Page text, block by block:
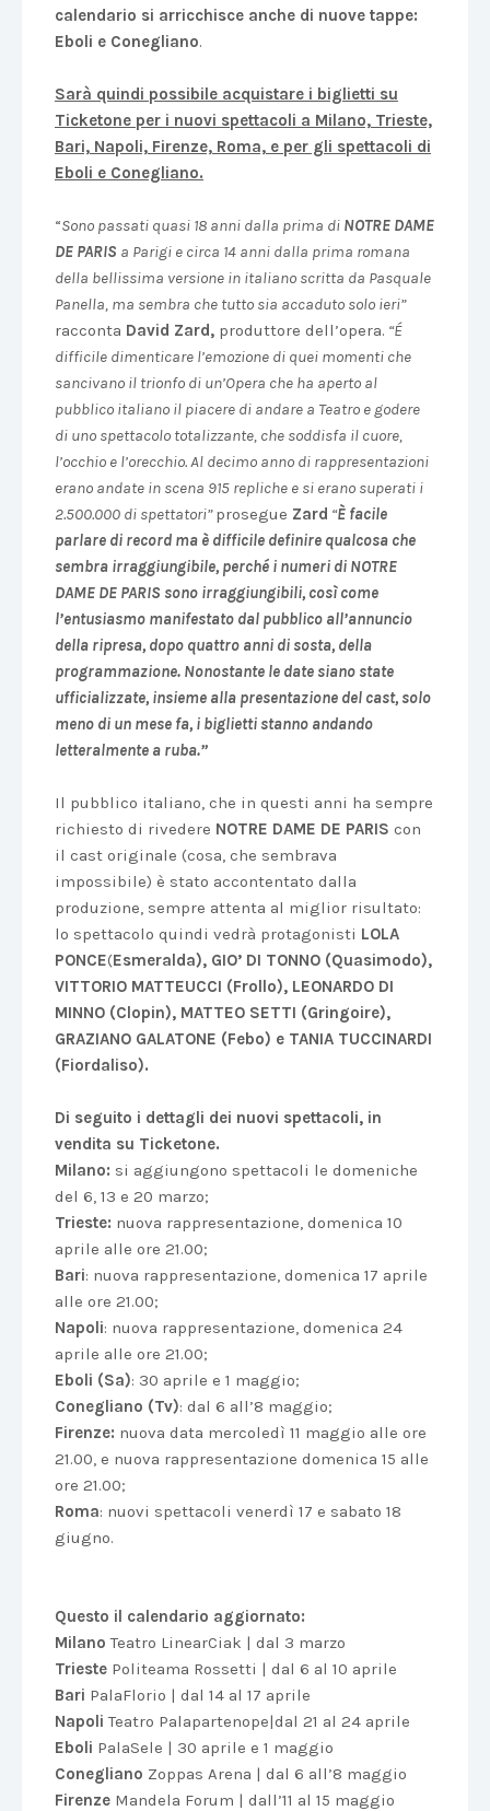
calendario si arricchisce anche di nuove tappe:
Eboli e Conegliano.
Sarà quindi possibile acquistare i biglietti su
Ticketone per i nuovi spettacoli a Milano, Trieste,
Bari, Napoli, Firenze, Roma, e per gli spettacoli di
Eboli e Conegliano.
“Sono passati quasi 18 anni dalla prima di NOTRE DAME
DE PARIS a Parigi e circa 14 anni dalla prima romana
della bellissima versione in italiano scritta da Pasquale
Panella, ma sembra che tutto sia accaduto solo ieri”
racconta David Zard, produttore dell’opera. “É
difficile dimenticare l’emozione di quei momenti che
sancivano il trionfo di un’Opera che ha aperto al
pubblico italiano il piacere di andare a Teatro e godere
di uno spettacolo totalizzante, che soddisfa il cuore,
l’occhio e l’orecchio. Al decimo anno di rappresentazioni
erano andate in scena 915 repliche e si erano superati i
2.500.000 di spettatori”prosegue Zard “È facile
parlare di record ma è difficile definire qualcosa che
sembra irraggiungibile, perché i numeri di NOTRE
DAME DE PARIS sono irraggiungibili, così come
l’entusiasmo manifestato dal pubblico all’annuncio
della ripresa, dopo quattro anni di sosta, della
programmazione. Nonostante le date siano state
ufficializzate, insieme alla presentazione del cast, solo
meno di un mese fa, i biglietti stanno andando
letteralmente a ruba.”
Il pubblico italiano, che in questi anni ha sempre
richiesto di rivedere NOTRE DAME DE PARIS con
il cast originale (cosa, che sembrava
impossibile) è stato accontentato dalla
produzione, sempre attenta al miglior risultato:
lo spettacolo quindi vedrà protagonisti LOLA
PONCE(Esmeralda), GIO’ DI TONNO (Quasimodo),
VITTORIO MATTEUCCI (Frollo), LEONARDO DI
MINNO (Clopin), MATTEO SETTI (Gringoire),
GRAZIANO GALATONE (Febo) e TANIA TUCCINARDI
(Fiordaliso).
Di seguito i dettagli dei nuovi spettacoli, in
vendita su Ticketone.
Milano: si aggiungono spettacoli le domeniche
del 6, 13 e 20 marzo;
Trieste: nuova rappresentazione, domenica 10
aprile alle ore 21.00;
Bari: nuova rappresentazione, domenica 17 aprile
alle ore 21.00;
Napoli: nuova rappresentazione, domenica 24
aprile alle ore 21.00;
Eboli (Sa): 30 aprile e 1 maggio;
Conegliano (Tv): dal 6 all’8 maggio;
Firenze: nuova data mercoledì 11 maggio alle ore
21.00, e nuova rappresentazione domenica 15 alle
ore 21.00;
Roma: nuovi spettacoli venerdì 17 e sabato 18
giugno.
Questo il calendario aggiornato:
Milano Teatro LinearCiak | dal 3 marzo
Trieste Politeama Rossetti | dal 6 al 10 aprile
Bari PalaFlorio | dal 14 al 17 aprile
Napoli Teatro Palapartenope|dal 21 al 24 aprile
Eboli PalaSele | 30 aprile e 1 maggio
Conegliano Zoppas Arena | dal 6 all’8 maggio
Firenze Mandela Forum | dall’11 al 15 maggio